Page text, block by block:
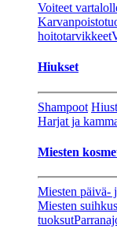
Voiteet
hoitotarvikkeet
Hiukset
Shampoot
Harjat ja
Miesten
Miesten päivä-
Miesten
tuoksut